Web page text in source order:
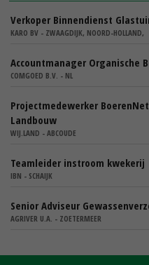
Verkoper Binnendienst
KARO BV - ZWAAGDIJK, NOORD-HOLLAND,
Accountmanager Organische
COMGOED B.V. - NL
Projectmedewerker
Landbouw
WIJ.LAND - ABCOUDE
Teamleider instroom kwekerij
IBN - SCHAIJK
Senior Adviseur
AGRIVER U.A. - ZOETERMEER